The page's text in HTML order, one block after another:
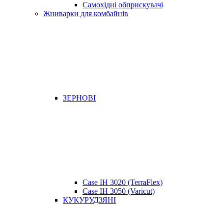
Самохідні обприскувачі
Жниварки для комбайнів
ЗЕРНОВІ
Case IH 3020 (TerraFlex)
Case IH 3050 (Varicut)
КУКУРУДЗЯНІ